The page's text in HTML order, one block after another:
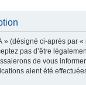
» (désigné ci-après par
pas d’être
de vous
aient été